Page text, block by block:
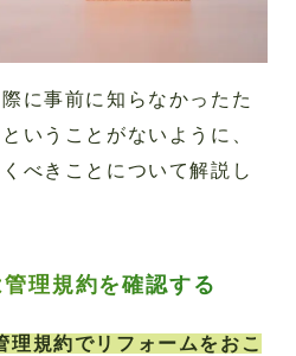
に事前に知らなかったた
いうことがないように、
べきことについて解説し
理規約を確認する
理規約でリフォームをおこ